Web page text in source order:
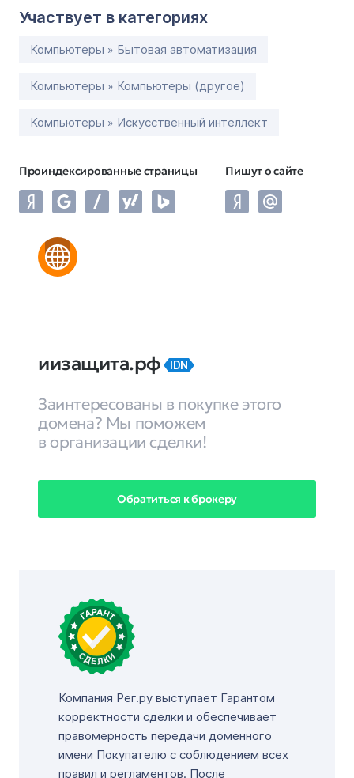
Участвует в категориях
Компьютеры » Бытовая автоматизация
Компьютеры » Компьютеры (другое)
Компьютеры » Искусственный интеллект
Проиндексированные страницы Пишут о сайте
иизащита.рф IDN
Заинтересованы в покупке этого
домена? Мы поможем
в организации сделки!
Обратиться к брокеру
Компания Рег.ру выступает Гарантом
корректности сделки и обеспечивает
правомерность передачи доменного
имени Покупателю с соблюдением всех
правил и регламентов. После